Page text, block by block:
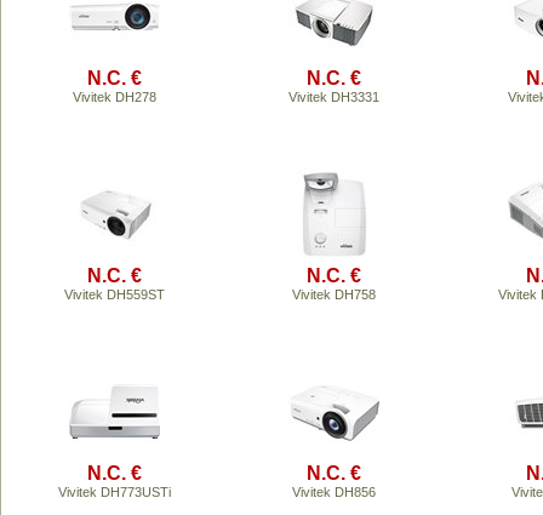
N.C. €
Vivitek DH278
N.C. €
Vivitek DH3331
N.C. €
Vivitek DH559ST
N.C. €
Vivitek DH758 Vivitek
N.C. €
Vivitek DH773USTi
N.C. €
Vivitek DH856